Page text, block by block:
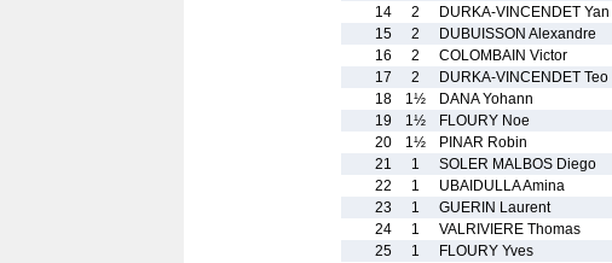
14
2 DURKA-VINCENDET Yan
15
2 DUBUISSON Alexandre
16
2 COLOMBAIN Victor
17
2 DURKA-VINCENDET Teo
18
1½ DANA Yohann
19
1½ FLOURY Noe
20
1½ PINAR Robin
21
1 SOLER MALBOS Diego
22
1 UBAIDULLA Amina
23
1 GUERIN Laurent
24
1 VALRIVIERE Thomas
25
1 FLOURY Yves